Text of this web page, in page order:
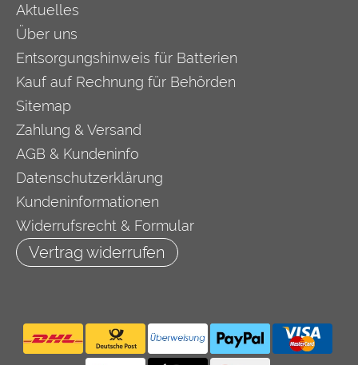
Aktuelles
Über uns
Entsorgungshinweis für Batterien
Kauf auf Rechnung für Behörden
Sitemap
Zahlung & Versand
AGB & Kundeninfo
Datenschutzerklärung
Kundeninformationen
Widerrufsrecht & Formular
Vertrag widerrufen